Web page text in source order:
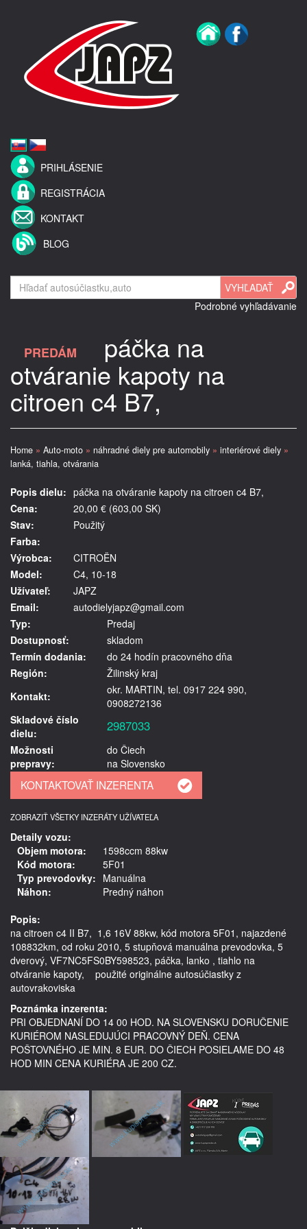
PRIHLÁSENIE
REGISTRÁCIA
KONTAKT
BLOG
Podrobné vyhľadávanie
PREDÁM páčka na
otváranie kapoty na
citroen c4 B7,
Home » Auto-moto » náhradné diely pre automobily » interiérové diely »
lanká, tiahla, otvárania
Popis dielu: páčka na otváranie kapoty na citroen c4 B7,
Cena:
20,00 € (603,00 SK)
Stav:
Použitý
Farba:
Výrobca:
CITROËN
Model:
C4, 10-18
Užívateľ:
JAPZ
Email:
autodielyjapz@gmail.com
Typ:
Predaj
Dostupnosť:
skladom
Termín dodania:
do 24 hodín pracovného dňa
Región:
Žilinský kraj
Kontakt:
okr. MARTIN, tel. 0917 224 990,
0908272136
Skladové číslo
dielu:
2987033
Možnosti
prepravy:
do Čiech
na Slovensko
ZOBRAZIŤ VŠETKY INZERÁTY UŽÍVATEĽA
Detaily vozu:
Objem motora:
1598ccm 88kw
Kód motora:
5F01
Typ prevodovky: Manuálna
Náhon:
Predný náhon
Popis:
na citroen c4 II B7,  1,6 16V 88kw, kód motora 5F01, najazdené
108832km, od roku 2010, 5 stupňová manuálna prevodovka, 5
dverový, VF7NC5FS0BY598523, páčka, lanko , tiahlo na
otváranie kapoty,    použité originálne autosúčiastky z
Poznámka inzerenta:
PRI OBJEDNANÍ DO 14 00 HOD. NA SLOVENSKU DORUČENIE
KURIÉROM NASLEDUJÚCI PRACOVNÝ DEŇ. CENA
POŠTOVNÉHO JE MIN. 8 EUR. DO ČIECH POSIELAME DO 48
HOD MIN CENA KURIÉRA JE 200 CZ.